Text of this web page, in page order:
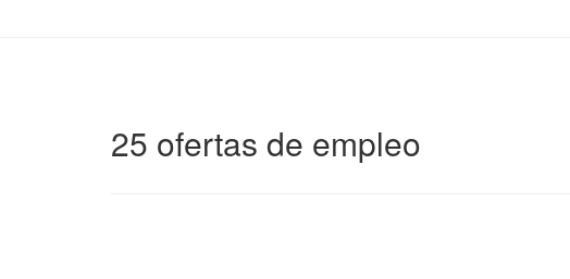
25 ofertas de empleo